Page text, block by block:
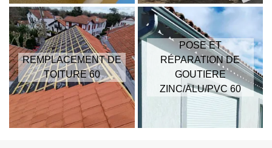
REMPLACEMENT DE
TOITURE 60
POSE ET
RÉPARATION DE
GOUTIERE
ZINC/ALU/PVC 60